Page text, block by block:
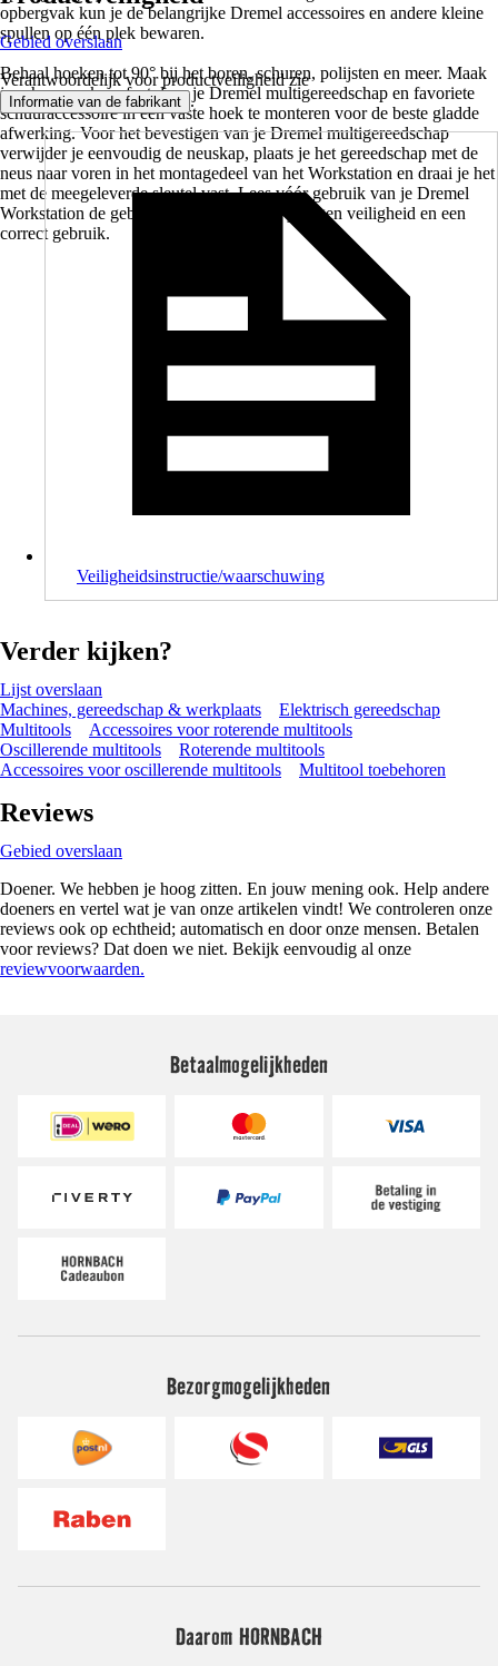
opbergvak kun je de belangrijke Dremel accessoires en andere kleine
spullen op één plek bewaren.
Behaal hoeken tot 90° bij het boren, schuren, polijsten en meer. Maak
je schuurwerk perfect door je Dremel multigereedschap en favoriete
schuuraccessoire in een vaste hoek te monteren voor de beste gladde
afwerking. Voor het bevestigen van je Dremel multigereedschap
verwijder je eenvoudig de neuskap, plaats je het gereedschap met de
neus naar voren in het montagedeel van het Workstation en draai je het
met de meegeleverde sleutel vast. Lees vóór gebruik van je Dremel
Workstation de gebruiksaanwijzing voor je eigen veiligheid en een
correct gebruik.
Gebied overslaan
Verantwoordelijk voor productveiligheid zie
Informatie van de fabrikant .
Veiligheidsinstructie/waarschuwing
Verder kijken?
Lijst overslaan
Machines, gereedschap & werkplaats
Elektrisch gereedschap
Multitools
Accessoires voor roterende multitools
Oscillerende multitools
Roterende multitools
Accessoires voor oscillerende multitools
Multitool toebehoren
Reviews
Gebied overslaan
Doener. We hebben je hoog zitten. En jouw mening ook. Help andere
doeners en vertel wat je van onze artikelen vindt! We controleren onze
reviews ook op echtheid; automatisch en door onze mensen. Betalen
voor reviews? Dat doen we niet. Bekijk eenvoudig al onze
reviewvoorwaarden.
Betaalmogelijkheden
Bezorgmogelijkheden
Daarom HORNBACH